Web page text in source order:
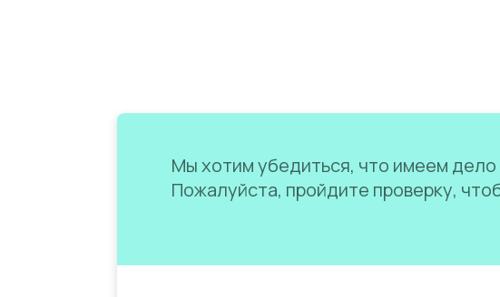
Мы хотим убедиться, что имеем дело
Пожалуйста, пройдите проверку,